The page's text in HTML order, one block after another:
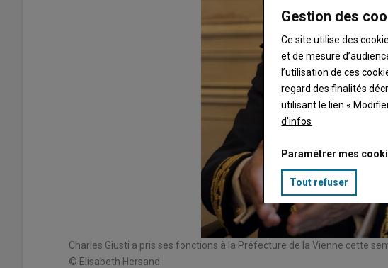
Charles Giusti a pris ses fonctions à la Préfecture de la Vienne cette
© Elisabeth Hersand
Gestion des
Ce site utilise des
et de mesure
l’utilisation de ces
regard des finalités
utilisant le lien «
d'infos
Paramétrer mes
Tout refuser